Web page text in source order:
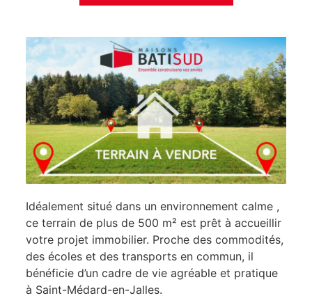
Idéalement situé dans un environnement calme ,
ce terrain de plus de 500 m² est prêt à accueillir
votre projet immobilier. Proche des commodités,
des écoles et des transports en commun, il
bénéficie d’un cadre de vie agréable et pratique
à Saint-Médard-en-Jalles.